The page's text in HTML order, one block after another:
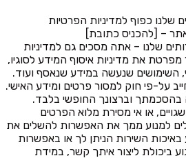
שלנו כפוף למדיניות הפרטיות
– [להכניס כתובת]
שלנו – אתה מסכים גם למדיניות
את מדיניות איסוף המידע לסוגיו,
השימושים שנעשה במידע שנאסף ועוד.
על-פי חוק למסור פרטים ומידע האישי.
בהסכמתך וברצונך החופשי בלבד.
או אי מסירת מלוא הפרטים
למנוע ממך את האפשרות להשלים את
באיכות השירות הניתן לך או באפשרות
ביכולת ליצור איתך קשר, במידת